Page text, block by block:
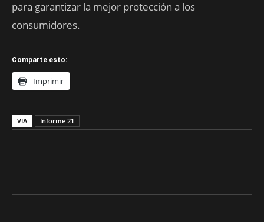
para garantizar la mejor protección a los
consumidores.
Comparte esto:
Imprimir
VIA Informe 21